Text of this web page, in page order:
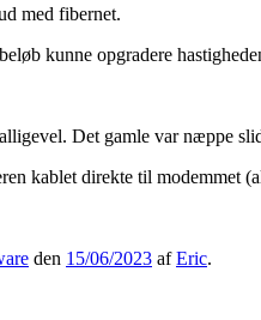
med fibernet.
kunne opgradere
Det gamle var næppe
kablet direkte til modemmet
den 15/06/2023 afEric.